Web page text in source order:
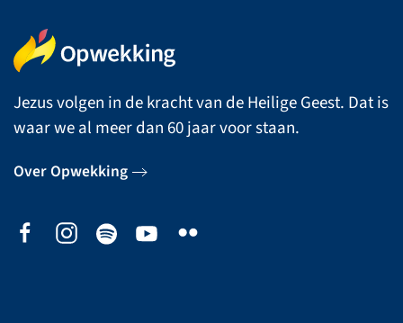
Jezus volgen in de kracht van de Heilige Geest. Dat is
waar we al meer dan 60 jaar voor staan.
Over Opwekking